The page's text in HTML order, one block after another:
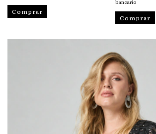
Comprar
bancario
Comprar